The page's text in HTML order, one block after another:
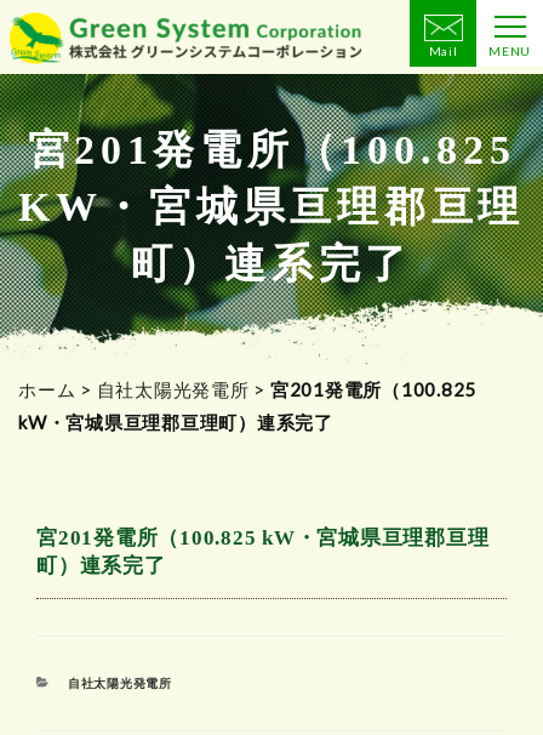
コ
ン
テ
ン
ツ
へ
ス
キ
ッ
プ
Mail MENU
宮201発電所（100.825
KW・宮城県亘理郡亘理
町）連系完了
ホーム > 自社太陽光発電所 > 宮201発電所（100.825
kW・宮城県亘理郡亘理町）連系完了
宮201発電所（100.825 kW・宮城県亘理郡亘理
町）連系完了
カ
自社太陽光発電所